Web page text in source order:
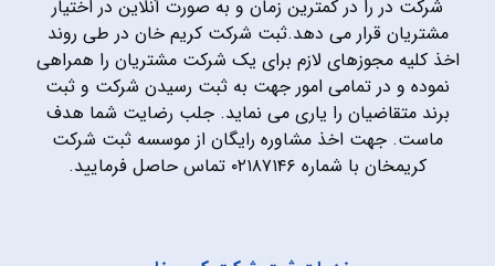
شرکت در را در کمترین زمان و به صورت آنلاین در اختیار
مشتریان قرار می دهد.ثبت شرکت کریم خان در طی روند
اخذ کلیه مجوزهای لازم برای یک شرکت مشتریان را همراهی
نموده و در تمامی امور جهت به ثبت رسیدن شرکت و ثبت
برند متقاضیان را یاری می نماید. جلب رضایت شما هدف
ماست. جهت اخذ مشاوره رایگان از موسسه ثبت شرکت
کریمخان با شماره ۰۲۱۸۷۱۴۶ تماس حاصل فرمایید.